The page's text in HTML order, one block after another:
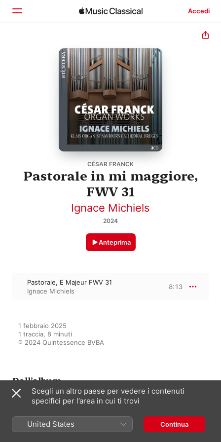
Accedi
CÉSAR FRANCK
Pastorale in mi maggiore,
FWV 31
Ignace Michiels
2024
Anteprima
Pastorale, E Majeur FWV 31
Ignace Michiels
8:13
1 febbraio 2025
1 traccia, 8 minuti
℗ 2024 Quintessence BVBA
Dall’album
Franck: Organ Works
Ignace Michiels
Scegli un altro paese per vedere i contenuti
specifici per l’area in cui ti trovi
United States Continua